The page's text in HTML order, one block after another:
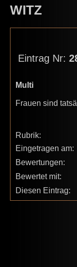
WITZ
Eintrag Nr:
Multi
Frauen sind
Rubrik:
Eingetragen am:
Bewertungen:
Bewertet mit:
Diesen Eintrag: